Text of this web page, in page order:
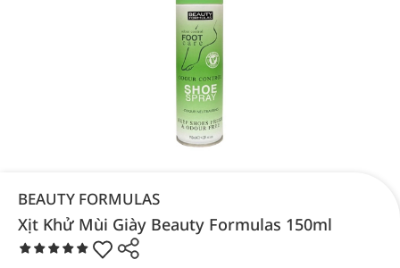
BEAUTY FORMULAS
Xịt Khử Mùi Giày Beauty Formulas 150ml